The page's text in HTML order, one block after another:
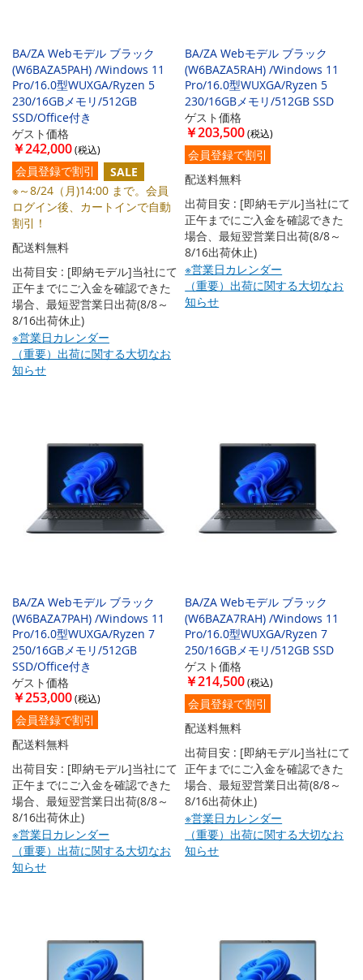
BA/ZA Webモデル ブラック
(W6BAZA5PAH) /Windows 11
Pro/16.0型WUXGA/Ryzen 5
230/16GBメモリ/512GB
SSD/Office付き
ゲスト価格
￥242,000
会員登録で割引
SALE
※～8/24（月)14:00 まで。会員
ログイン後、カートインで自動
割引！
配送料無料
出荷目安 : [即納モデル]当社にて
正午までにご入金を確認できた
場合、最短翌営業日出荷(8/8～
8/16出荷休止)
※営業日カレンダー
（重要）出荷に関する大切なお
知らせ
BA/ZA Webモデル ブラック
(W6BAZA5RAH) /Windows 11
Pro/16.0型WUXGA/Ryzen 5
230/16GBメモリ/512GB SSD
ゲスト価格
￥203,500
会員登録で割引
配送料無料
出荷目安 : [即納モデル]当社にて
正午までにご入金を確認できた
場合、最短翌営業日出荷(8/8～
8/16出荷休止)
※営業日カレンダー
（重要）出荷に関する大切なお
知らせ
BA/ZA Webモデル ブラック
(W6BAZA7PAH) /Windows 11
Pro/16.0型WUXGA/Ryzen 7
250/16GBメモリ/512GB
SSD/Office付き
ゲスト価格
￥253,000
会員登録で割引
配送料無料
出荷目安 : [即納モデル]当社にて
正午までにご入金を確認できた
場合、最短翌営業日出荷(8/8～
8/16出荷休止)
※営業日カレンダー
（重要）出荷に関する大切なお
知らせ
BA/ZA Webモデル ブラック
(W6BAZA7RAH) /Windows 11
Pro/16.0型WUXGA/Ryzen 7
250/16GBメモリ/512GB SSD
ゲスト価格
￥214,500
会員登録で割引
配送料無料
出荷目安 : [即納モデル]当社にて
正午までにご入金を確認できた
場合、最短翌営業日出荷(8/8～
8/16出荷休止)
※営業日カレンダー
（重要）出荷に関する大切なお
知らせ